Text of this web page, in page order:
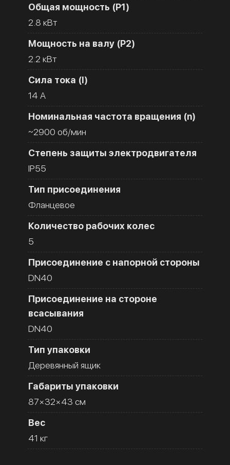
Общая мощность (Р1)
2.8 кВт
Мощность на валу (Р2)
2.2 кВт
Сила тока (I)
14 A
Номинальная частота вращения (n)
~2900 об/мин
Степень защиты электродвигателя
IP55
Тип присоединения
Фланцевое
Количество рабочих колес
5
Присоединение с напорной стороны
DN40
Присоединение на стороне
всасывания
DN40
Тип упаковки
Деревянный ящик
Габариты упаковки
87×32×43 см
Вес
41 кг